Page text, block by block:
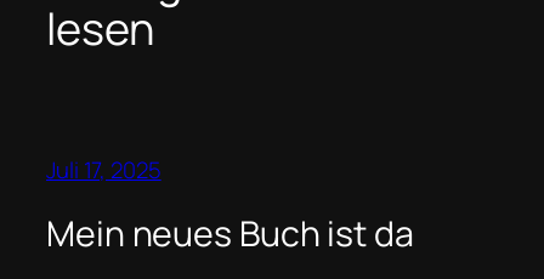
lesen
Juli 17, 2025
Mein neues Buch ist da